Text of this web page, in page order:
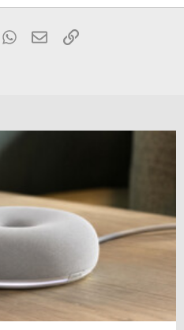
WhatsApp
E-MailLink